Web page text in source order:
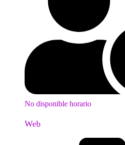
No disponible horario
Web